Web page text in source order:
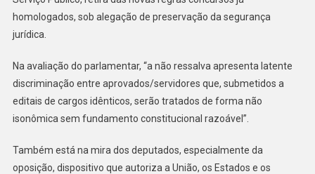
homologados, sob alegação de preservação da segurança
jurídica.
Na avaliação do parlamentar, “a não ressalva apresenta latente
discriminação entre aprovados/servidores que, submetidos a
editais de cargos idênticos, serão tratados de forma não
isonômica sem fundamento constitucional razoável”.
Também está na mira dos deputados, especialmente da
oposição, dispositivo que autoriza a União, os Estados e os